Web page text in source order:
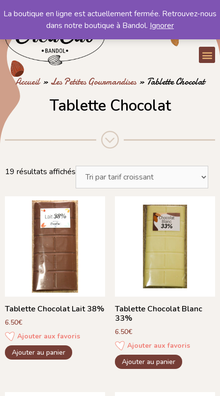
Mon compte
Accueil» Les Petites Gourmandises» Tablette Chocolat
Tablette Chocolat
19 résultats affichés
Tablette Chocolat Lait 38%
6.50€
Ajouter aux favoris
Ajouter au panier
Tablette Chocolat Blanc
33%
6.50€
Ajouter aux favoris
Ajouter au panier
La boutique en ligne est actuellement fermée. Retrouvez-nous
dans notre boutique à Bandol. Ignorer